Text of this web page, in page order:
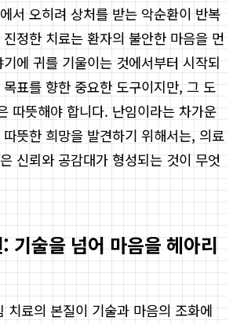
서 오히려 상처를 받는 악순환이 반복
정한 치료는 환자의 불안한 마음을 먼
에 귀를 기울이는 것에서부터 시작되
표를 향한 중요한 도구이지만, 그 도
따뜻해야 합니다. 난임이라는 차가운
뜻한 희망을 발견하기 위해서는, 의료
신뢰와 공감대가 형성되는 것이 무엇
기술을 넘어 마음을 헤아리
치료의 본질이 기술과 마음의 조화에